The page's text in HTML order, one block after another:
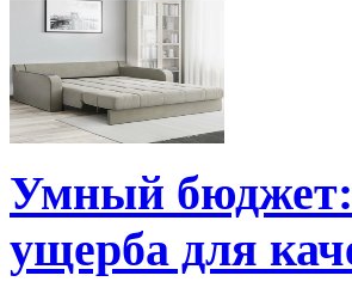
Умный бюджет:
ущерба для